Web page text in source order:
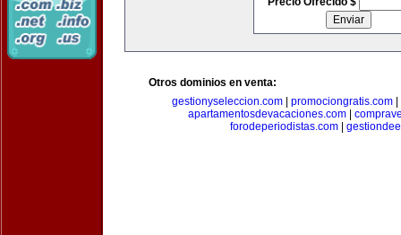
Otros dominios en venta:
gestionyseleccion.com| promociongratis.com|
apartamentosdevacaciones.com|
forodeperiodistas.com